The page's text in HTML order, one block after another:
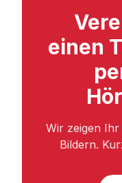
einen
Wir zeigen
Bildern.